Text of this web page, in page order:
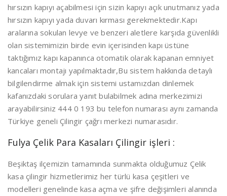
hırsızın kapıyı açabilmesi için sizin kapıyı açık unutmanız yada
hırsızın kapıyı yada duvarı kırması gerekmektedir.Kapı
aralarına sokulan levye ve benzeri aletlere karşıda güvenlikli
olan sistemimizin birde evin içerisinden kapı üstüne
taktığımız kapı kapanınca otomatik olarak kapanan emniyet
kancaları montajı yapılmaktadır,Bu sistem hakkında detaylı
bilgilendirme almak için sistemi ustamızdan dinlemek
kafanızdaki sorulara yanıt bulabilmek adına merkezimizi
arayabilirsiniz 444 0 193 bu telefon numarası aynı zamanda
Türkiye geneli Çilingir çağrı merkezi numarasıdır.
Fulya Çelik Para Kasaları Çilingir işleri :
Beşiktaş ilçemizin tamamında sunmakta olduğumuz Çelik
kasa çilingir hizmetlerimiz her türlü kasa çeşitleri ve
modelleri genelinde kasa açma ve şifre değişimleri alanında